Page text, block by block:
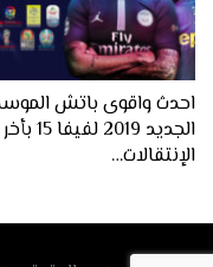
احدث واقوى باتش
الجديد 2019 لفيفا 15 بأخر
الإنتقالات…